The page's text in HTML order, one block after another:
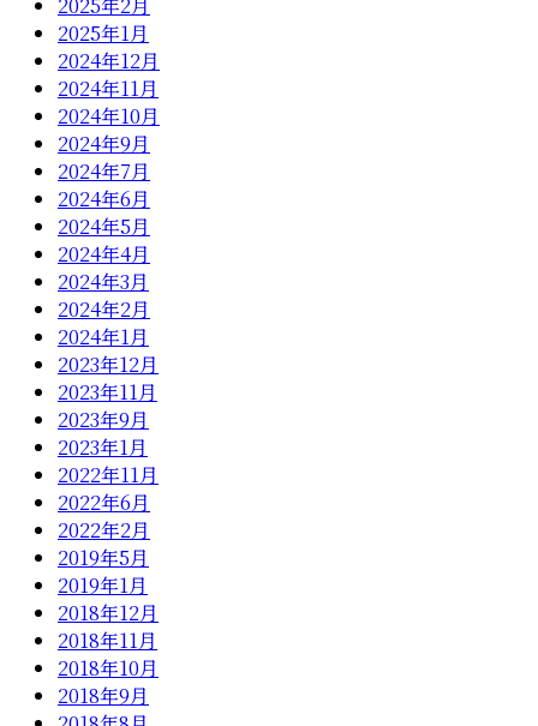
2025年1月
2024年12月
2024年11月
2024年10月
2024年9月
2024年7月
2024年6月
2024年5月
2024年4月
2024年3月
2024年2月
2024年1月
2023年12月
2023年11月
2023年9月
2023年1月
2022年11月
2022年6月
2022年2月
2019年5月
2019年1月
2018年12月
2018年11月
2018年10月
2018年9月